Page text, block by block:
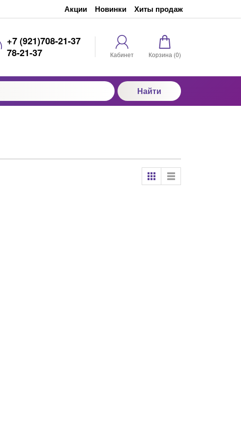
Акции Новинки Хиты продаж
+7 (921)708-21-37
78-21-37
Кабинет Корзина (0)
Найти